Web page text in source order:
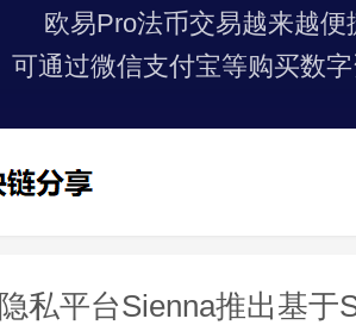
欧易Pro法币交易越来越便
可通过微信支付宝等购买数字
隐私平台Sienna推出基于